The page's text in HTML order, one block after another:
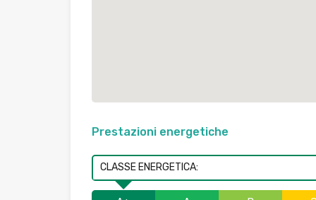
Prestazioni energetiche
CLASSE ENERGETICA: